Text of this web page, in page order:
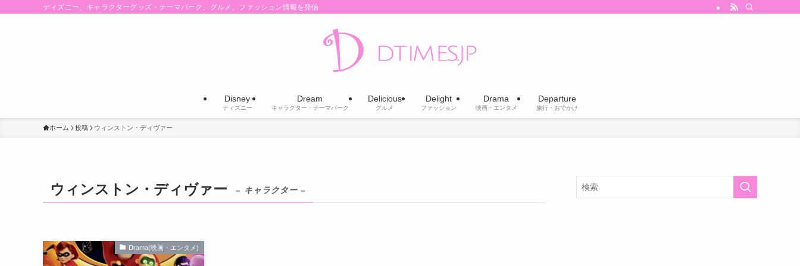
ディズニー、キャラクターグッズ・テーマパーク、グルメ、ファッション情報を発信
Disney
ディズニー
Dream
キャラクター・テーマパーク
Delicious
グルメ
Delight
ファッション
Drama
映画・エンタメ
Departure
旅行・おでかけ
ホーム 投稿 ウィンストン・ディヴァー
ウィンストン・ディヴァー – キャラクター –
Drama(映画・エンタメ)